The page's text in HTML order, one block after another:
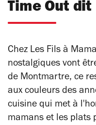
Time Out dit
Chez Les Fils à
nostalgiques vont
de Montmartre, ce
aux couleurs des
cuisine qui met à
mamans et les plats